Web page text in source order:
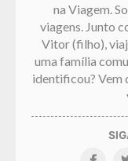
na Viagem.
viagens. Junto
Vitor (filho),
uma família
identificou? Vem